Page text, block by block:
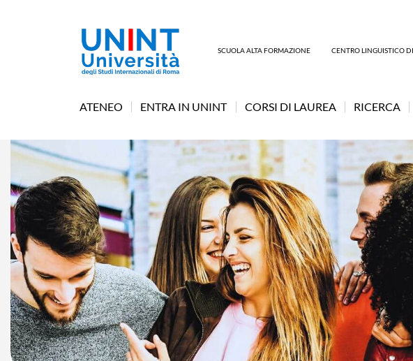
SCUOLA ALTA FORMAZIONE CENTRO LINGUISTICO
ATENEO ENTRA IN UNINT CORSI DI LAUREA RICERCA